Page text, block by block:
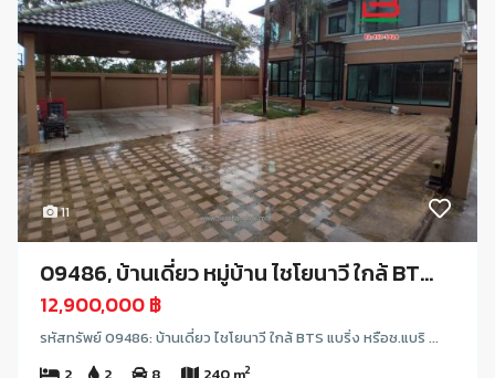
11
09486, บ้านเดี่ยว หมู่บ้าน ไชโยนาวี ใกล้ BT...
12,900,000 ฿
รหัสทรัพย์ 09486: บ้านเดี่ยว ไชโยนาวี ใกล้ BTS แบริ่ง หรือซ.แบริ ...
2